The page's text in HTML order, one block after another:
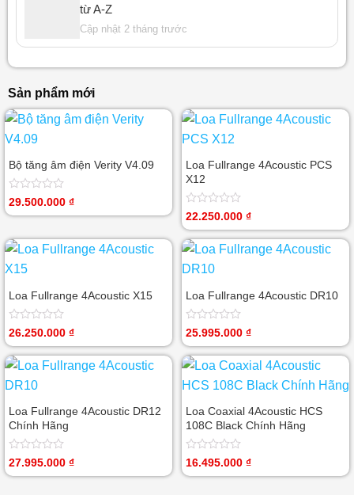
từ A-Z
Cập nhật 2 tháng trước
Sản phẩm mới
Bộ tăng âm điện Verity V4.09
Được
5
sao
29.500.000 ₫
Loa Fullrange 4Acoustic PCS
X12
Được
hạng
0
sao
22.250.000 ₫
Loa Fullrange 4Acoustic X15
Được
hạng
0
sao
26.250.000 ₫
Loa Fullrange 4Acoustic DR10
Được
hạng
0
sao
25.995.000 ₫
Loa Fullrange 4Acoustic DR12
Chính Hãng
Được
27.995.000 ₫
Loa Coaxial 4Acoustic HCS
108C Black Chính Hãng
Được
16.495.000 ₫